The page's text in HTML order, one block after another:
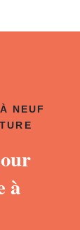
NEUF
à